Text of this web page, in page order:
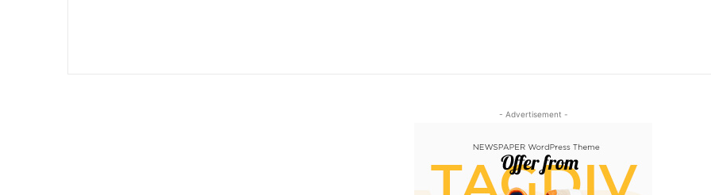
- Advertisement -